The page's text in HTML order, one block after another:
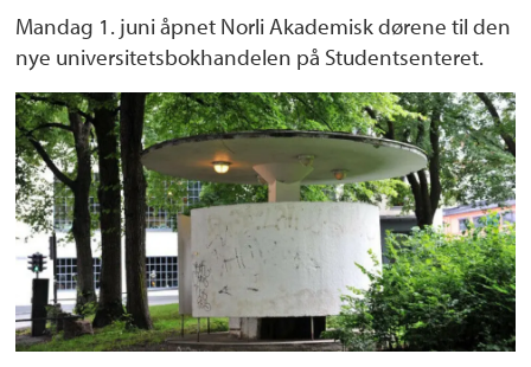
Mandag 1. juni åpnet Norli Akademisk dørene til den
nye universitetsbokhandelen på Studentsenteret.